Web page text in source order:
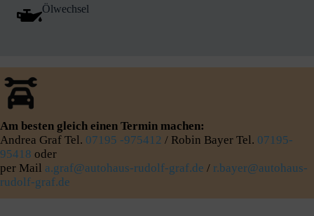
Ölwechsel
Am besten gleich einen Termin machen:
Andrea Graf Tel. 07195 -975412 / Robin Bayer Tel. 07195-
95418 oder
per Mail a.graf@autohaus-rudolf-graf.de / r.bayer@autohaus-
rudolf-graf.de